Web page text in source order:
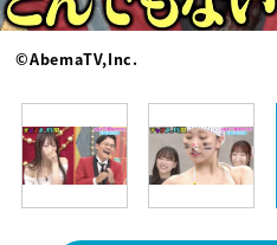
©AbemaTV,Inc.